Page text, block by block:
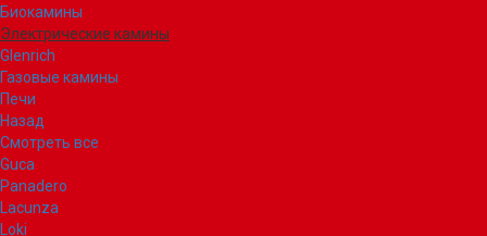
Биокамины
Электрические камины
Glenrich
Газовые камины
Печи
Назад
Смотреть все
Guca
Panadero
Lacunza
Loki